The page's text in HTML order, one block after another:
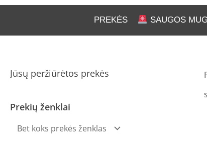
PREKĖS SAUGOS
Jūsų peržiūrėtos prekės
Prekių ženklai